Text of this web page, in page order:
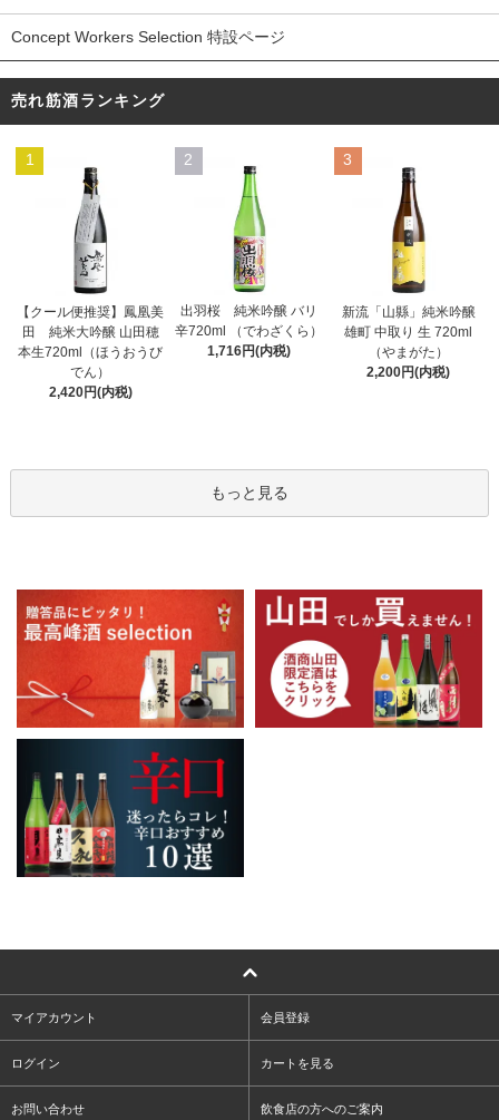
Concept Workers Selection 特設ページ
売れ筋酒ランキング
1
【クール便推奨】鳳凰美
田 純米大吟醸 山田穂
本生720ml（ほうおうび
でん）
2,420円(内税)
2
出羽桜 純米吟醸 バリ
辛720ml （でわざくら）
1,716円(内税)
3
新流「山縣」純米吟醸
雄町 中取り 生 720ml
（やまがた）
2,200円(内税)
もっと見る
マイアカウント 会員登録
ログイン カートを見る
お問い合わせ 飲食店の方へのご案内